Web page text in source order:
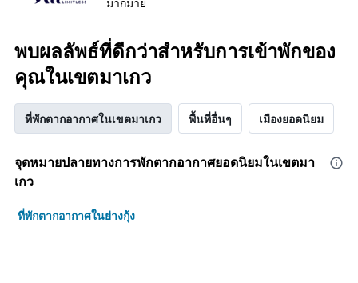
มากมาย
พบผลลัพธ์ที่ดีกว่าสำหรับการเข้าพักของ
คุณในเขตมาเกว
ที่พักตากอากาศในเขตมาเกว พื้นที่อื่นๆ เมืองยอดนิยม
จุดหมายปลายทางการพักตากอากาศยอดนิยมในเขตมา
เกว
ที่พักตากอากาศในย่างกุ้ง